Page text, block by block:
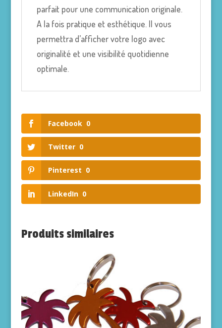
parfait pour une communication originale.
A la fois pratique et esthétique. Il vous
permettra d’afficher votre logo avec
originalité et une visibilité quotidienne
optimale.
Facebook 0
Twitter 0
Pinterest 0
LinkedIn 0
Produits similaires